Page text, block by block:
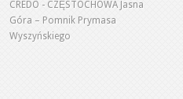
CREDO - CZĘSTOCHOWA Jasna
Góra – Pomnik Prymasa
Wyszyńskiego